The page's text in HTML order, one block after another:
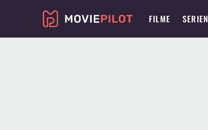
FILME SERIEN